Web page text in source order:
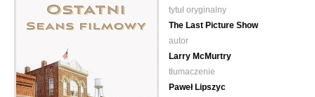
tytuł oryginalny
The Last Picture Show
autor
Larry McMurtry
tłumaczenie
Paweł Lipszyc